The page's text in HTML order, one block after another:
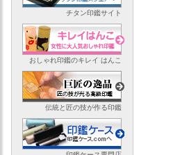
チタン印鑑サイト
おしゃれ印鑑のキレイ はんこ
伝統と匠の技が作る印鑑